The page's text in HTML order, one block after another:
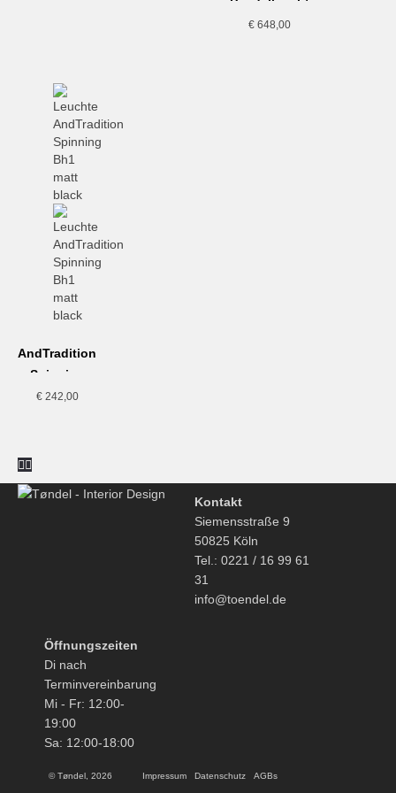
P376 KF1,
€648,00
AndTradition,
Spinning
Bh1
€242,00
Kontakt
Siemensstraße 9
50825 Köln
Tel.: 0221 / 16 99 61
31
info@toendel.de
Öffnungszeiten
Di nach
Terminvereinbarung
Mi - Fr: 12:00-
19:00
Sa: 12:00-18:00
© Tøndel, 2026 Impressum Datenschutz AGBs